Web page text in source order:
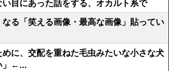
い目にあった話をする、オカルト系で
なる「笑える画像・最高な画像」貼ってい
に、交配を重ねた毛虫みたいな小さな犬
」←...